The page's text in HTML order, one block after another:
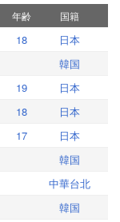
年齢 国籍
18
日本
韓国
19
日本
18
日本
17
日本
韓国
中華台北
韓国